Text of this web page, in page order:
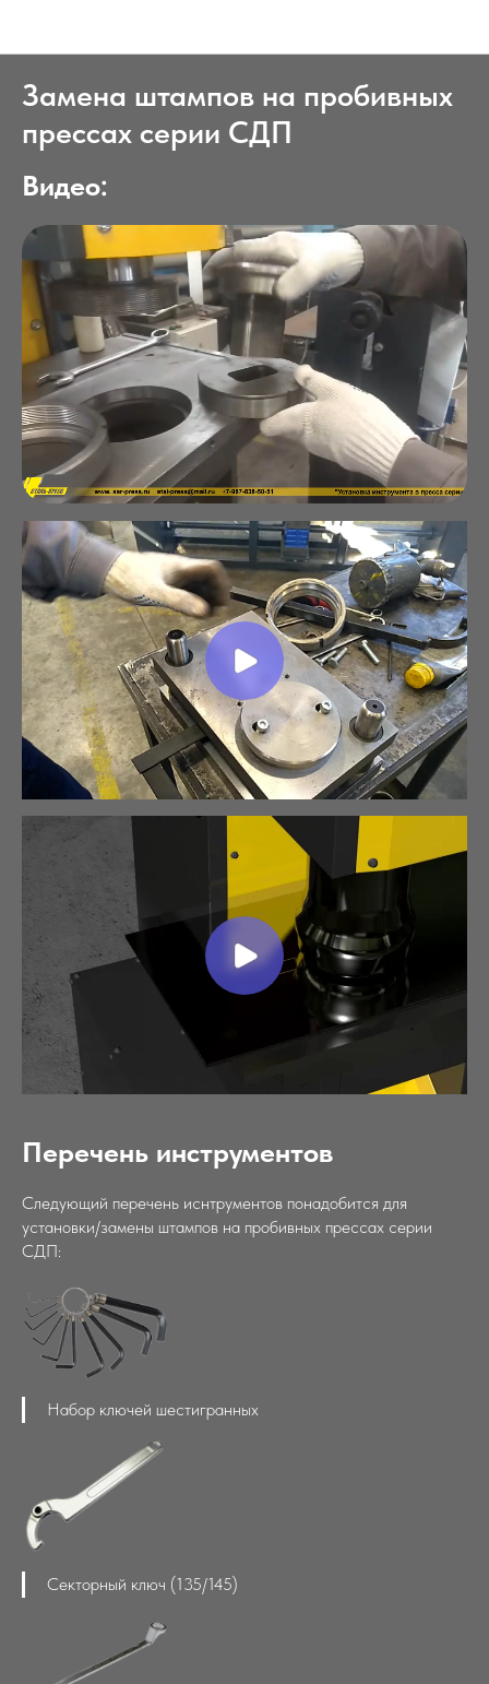
Замена штампов на пробивных
прессах серии СДП
Видео:
Перечень инструментов
Следующий перечень иснтрументов понадобится для
установки/замены штампов на пробивных прессах серии
СДП:
Набор ключей шестигранных
Секторный ключ (135/145)